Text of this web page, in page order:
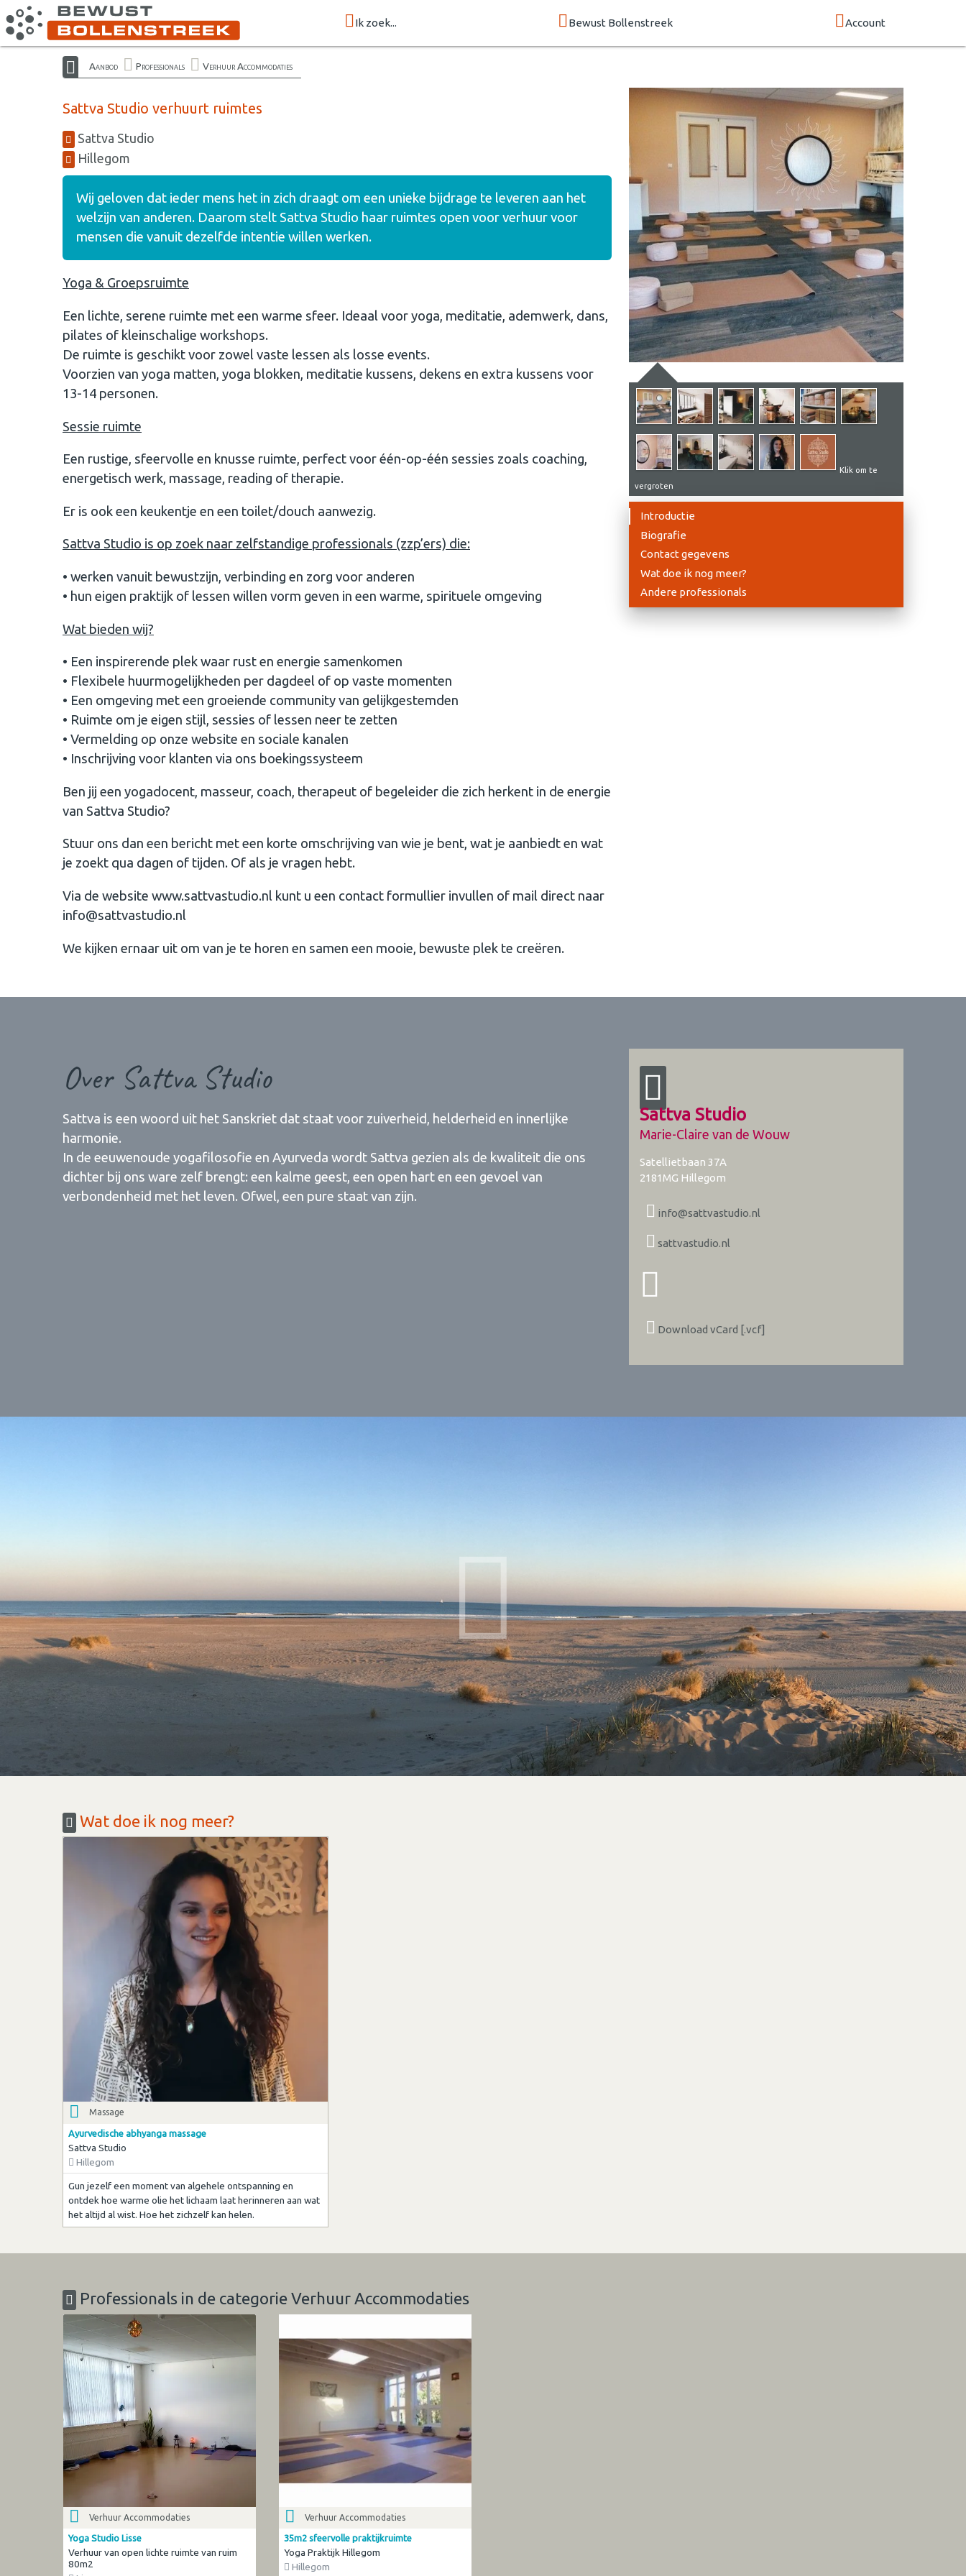
Ik zoek... Bewust Bollenstreek Account
Aanbod Professionals Verhuur Accommodaties
Sattva Studio verhuurt ruimtes
Sattva Studio
Hillegom
Wij geloven dat ieder mens het in zich draagt om een unieke bijdrage te leveren aan het
welzijn van anderen. Daarom stelt Sattva Studio haar ruimtes open voor verhuur voor
mensen die vanuit dezelfde intentie willen werken.
Yoga & Groepsruimte
Een lichte, serene ruimte met een warme sfeer. Ideaal voor yoga, meditatie, ademwerk, dans,
pilates of kleinschalige workshops.
De ruimte is geschikt voor zowel vaste lessen als losse events.
Voorzien van yoga matten, yoga blokken, meditatie kussens, dekens en extra kussens voor
13-14 personen.
Sessie ruimte
Een rustige, sfeervolle en knusse ruimte, perfect voor één-op-één sessies zoals coaching,
energetisch werk, massage, reading of therapie.
Er is ook een keukentje en een toilet/douch aanwezig.
Sattva Studio is op zoek naar zelfstandige professionals (zzp’ers) die:
• werken vanuit bewustzijn, verbinding en zorg voor anderen
• hun eigen praktijk of lessen willen vorm geven in een warme, spirituele omgeving
Wat bieden wij?
• Een inspirerende plek waar rust en energie samenkomen
• Flexibele huurmogelijkheden per dagdeel of op vaste momenten
• Een omgeving met een groeiende community van gelijkgestemden
• Ruimte om je eigen stijl, sessies of lessen neer te zetten
• Vermelding op onze website en sociale kanalen
• Inschrijving voor klanten via ons boekingssysteem
Ben jij een yogadocent, masseur, coach, therapeut of begeleider die zich herkent in de energie
van Sattva Studio?
Stuur ons dan een bericht met een korte omschrijving van wie je bent, wat je aanbiedt en wat
je zoekt qua dagen of tijden. Of als je vragen hebt.
Via de website www.sattvastudio.nl kunt u een contact formullier invullen of mail direct naar
info@sattvastudio.nl
We kijken ernaar uit om van je te horen en samen een mooie, bewuste plek te creëren.
Klik om te
vergroten
Introductie
Biografie
Contact gegevens
Wat doe ik nog meer?
Andere professionals
Over Sattva Studio
Sattva is een woord uit het Sanskriet dat staat voor zuiverheid, helderheid en innerlijke
harmonie.
In de eeuwenoude yogafilosofie en Ayurveda wordt Sattva gezien als de kwaliteit die ons
dichter bij ons ware zelf brengt: een kalme geest, een open hart en een gevoel van
verbondenheid met het leven. Ofwel, een pure staat van zijn.
Sattva Studio
Marie-Claire van de Wouw
Satellietbaan 37A
2181MG Hillegom
info@sattvastudio.nl
sattvastudio.nl
Download vCard [.vcf]
Wat doe ik nog meer?
Massage
Ayurvedische abhyanga massage
Sattva Studio
Hillegom
Gun jezelf een moment van algehele ontspanning en
ontdek hoe warme olie het lichaam laat herinneren aan wat
het altijd al wist. Hoe het zichzelf kan helen.
Professionals in de categorie Verhuur Accommodaties
Verhuur Accommodaties
Yoga Studio Lisse
Verhuur van open lichte ruimte van ruim
80m2
Verhuur Accommodaties
35m2 sfeervolle praktijkruimte
Yoga Praktijk Hillegom
Hillegom